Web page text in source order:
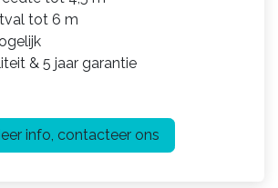
tot 6 m
& 5 jaar garantie
info, contacteer ons